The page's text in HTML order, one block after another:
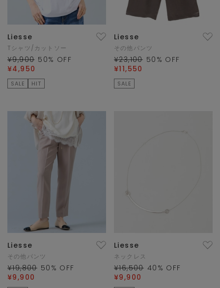
Liesse
Tシャツ/カットソー
¥9,900 50% OFF
¥4,950
SALE HIT
Liesse
その他パンツ
¥23,100 50 % OFF
¥11,550
SALE
Liesse
その他パンツ
¥19,800 50 % OFF
¥9,900
Liesse
ネックレス
¥16,500 40 % OFF
¥9,900